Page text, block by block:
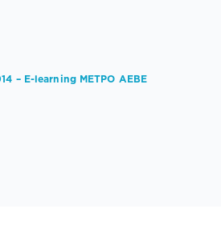
– E-learning ΜΕΤΡΟ ΑΕΒΕ